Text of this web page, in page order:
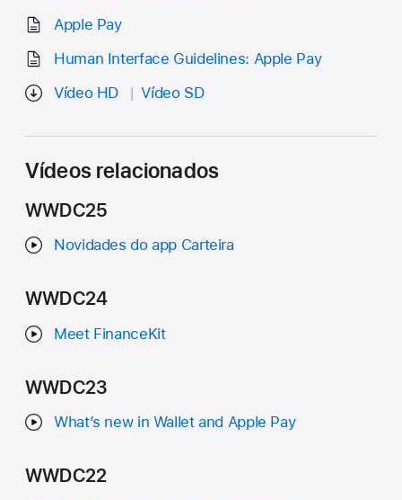
Apple Pay
Human Interface Guidelines: Apple Pay
Vídeo HD
Vídeo SD
Vídeos relacionados
WWDC25
Novidades do app Carteira
WWDC24
Meet FinanceKit
WWDC23
What’s new in Wallet and Apple Pay
WWDC22